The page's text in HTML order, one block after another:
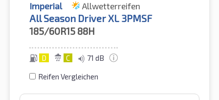
Imperial Allwetterreifen
All Season Driver XL 3PMSF
185/60R15 88H
D C 71 dB
Reifen Vergleichen